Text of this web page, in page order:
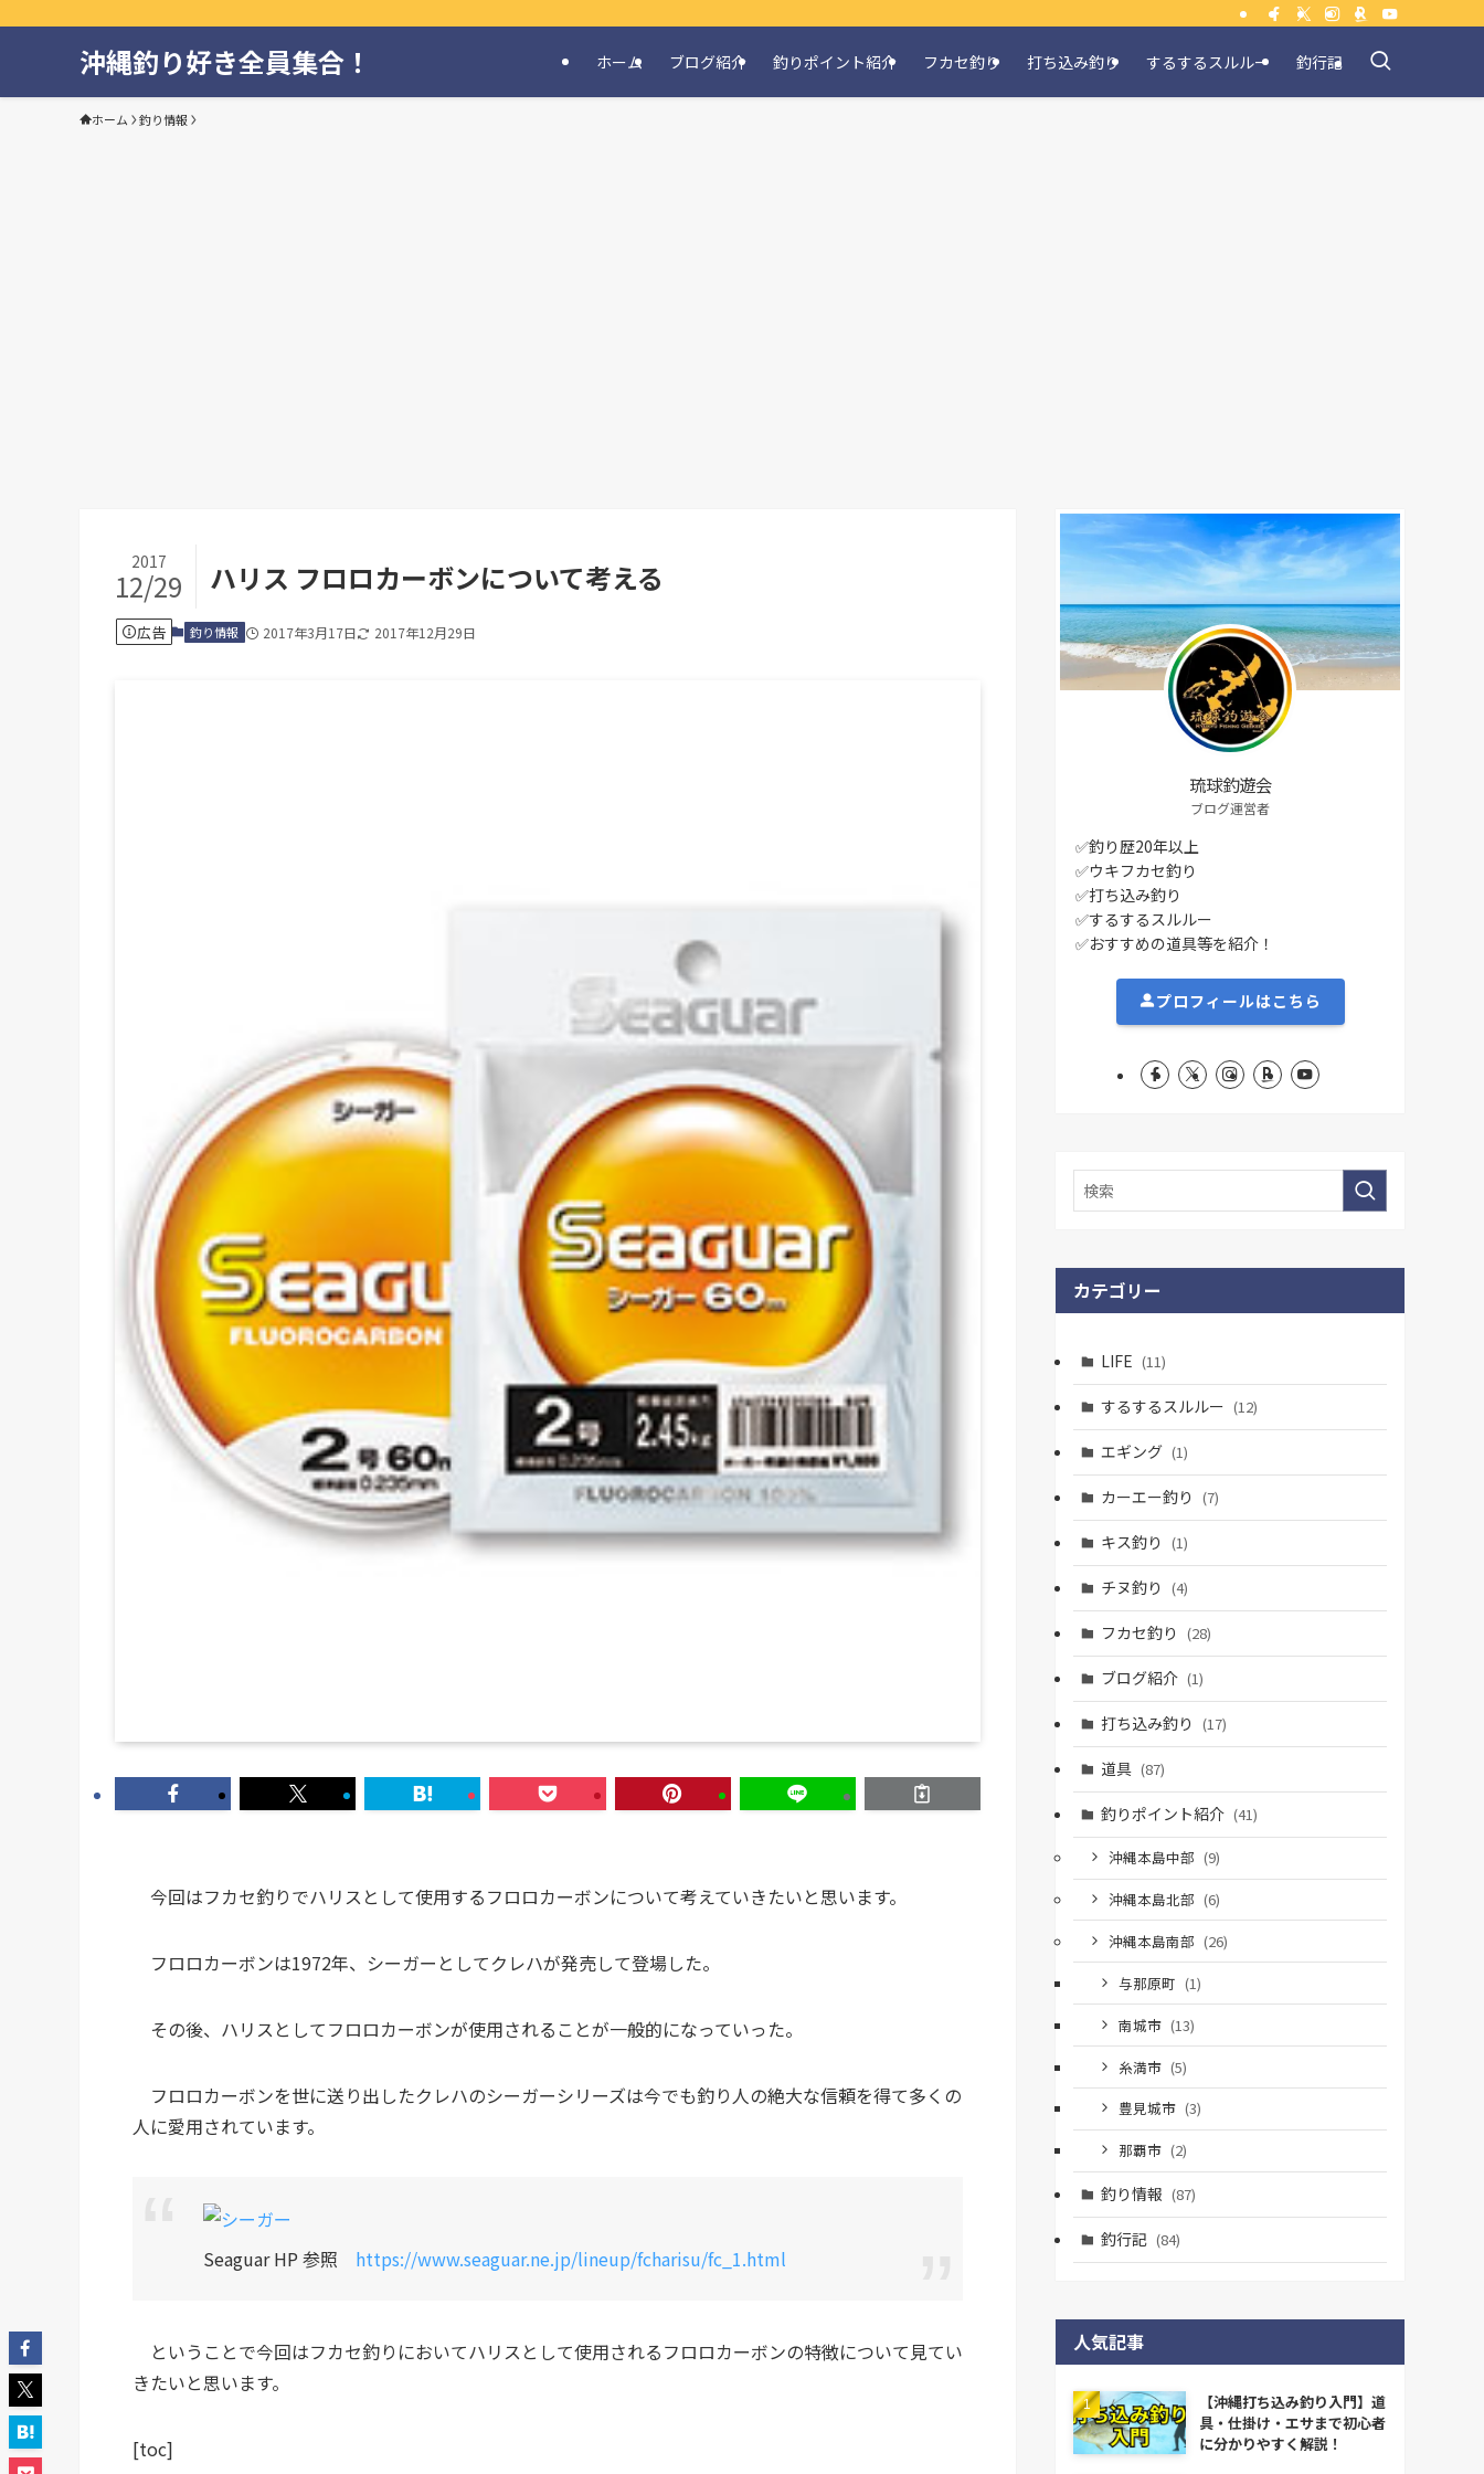
沖縄釣り好き全員集合！ ホーム ブログ紹介 釣りポイント紹介 フカセ釣り 打ち込み釣り するするスルルー 釣行記
ホーム 釣り情報
ハリス フロロカーボンについて考える
2017
12/29
広告 釣り情報 2017年3月17日 2017年12月29日
今回はフカセ釣りでハリスとして使用するフロロカーボンについて考えていきたいと思います。
フロロカーボンは1972年、シーガーとしてクレハが発売して登場した。
その後、ハリスとしてフロロカーボンが使用されることが一般的になっていった。
フロロカーボンを世に送り出したクレハのシーガーシリーズは今でも釣り人の絶大な信頼を得て多くの
人に愛用されています。
Seaguar HP 参照 https://www.seaguar.ne.jp/lineup/fcharisu/fc_1.html
ということで今回はフカセ釣りにおいてハリスとして使用されるフロロカーボンの特徴について見てい
きたいと思います。
[toc]
琉球釣遊会
ブログ運営者
✅釣り歴20年以上
✅ウキフカセ釣り
✅打ち込み釣り
✅するするスルルー
✅おすすめの道具等を紹介！
プロフィールはこちら
カテゴリー
LIFE (11)
するするスルルー (12)
エギング (1)
カーエー釣り (7)
キス釣り (1)
チヌ釣り (4)
フカセ釣り (28)
ブログ紹介 (1)
打ち込み釣り (17)
道具 (87)
釣りポイント紹介 (41)
沖縄本島中部 (9)
沖縄本島北部 (6)
沖縄本島南部 (26)
与那原町 (1)
南城市 (13)
糸満市 (5)
豊見城市 (3)
那覇市 (2)
釣り情報 (87)
釣行記 (84)
人気記事
【沖縄打ち込み釣り入門】道
具・仕掛け・エサまで初心者
に分かりやすく解説！